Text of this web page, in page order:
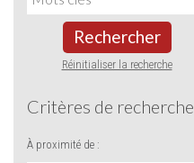
Rechercher
Réinitialiser la recherche
Critères de recherche
À proximité de :